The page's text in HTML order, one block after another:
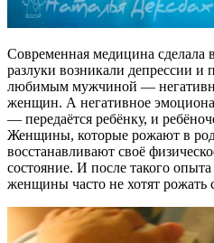
Современная медицина сделала
разлуки возникали депрессии и
любимым мужчиной —
женщин. А негативное
— передаётся ребёнку, и
Женщины, которые рожают в
восстанавливают своё
состояние. И после такого
женщины часто не хотят рожать